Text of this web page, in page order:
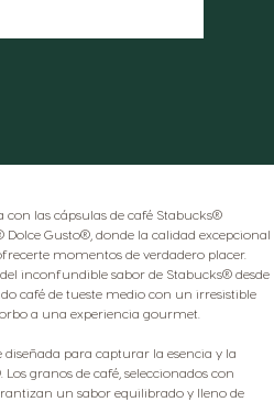
las cápsulas de café Stabucks®
Gusto®, donde la calidad excepcional
momentos de verdadero placer.
inconfundible sabor de Stabucks® desde
café de tueste medio con un irresistible
a una experiencia gourmet.
para capturar la esencia y la
granos de café, seleccionados con
un sabor equilibrado y lleno de